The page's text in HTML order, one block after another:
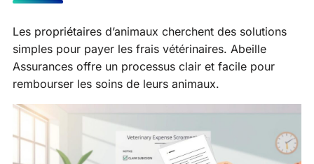
Les propriétaires d’animaux cherchent des solutions
simples pour payer les frais vétérinaires. Abeille
Assurances offre un processus clair et facile pour
rembourser les soins de leurs animaux.